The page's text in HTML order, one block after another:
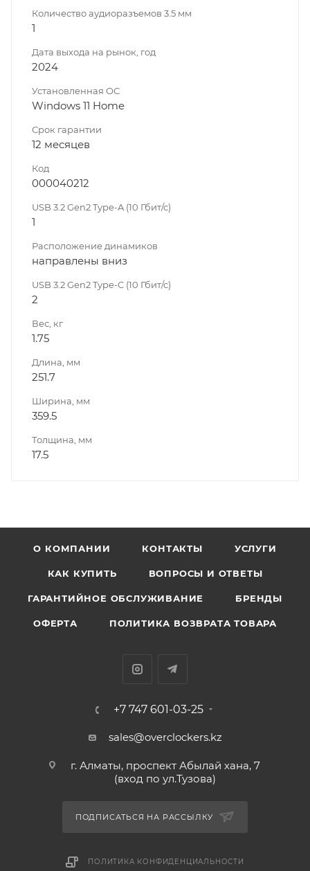
Количество аудиоразъемов 3.5 мм
1
Дата выхода на рынок, год
2024
Установленная ОС
Windows 11 Home
Срок гарантии
12 месяцев
Код
000040212
USB 3.2 Gen2 Type-A (10 Гбит/с)
1
Расположение динамиков
направлены вниз
USB 3.2 Gen2 Type-C (10 Гбит/с)
2
Вес, кг
1.75
Длина, мм
251.7
Ширина, мм
359.5
Толщина, мм
17.5
О КОМПАНИИ КОНТАКТЫ УСЛУГИ
КАК КУПИТЬ ВОПРОСЫ И ОТВЕТЫ
ГАРАНТИЙНОЕ ОБСЛУЖИВАНИЕ БРЕНДЫ
ОФЕРТА ПОЛИТИКА ВОЗВРАТА ТОВАРА
+7 747 601-03-25
sales@overclockers.kz
г. Алматы, проспект Абылай хана, 7
(вход по ул.Тузова)
ПОДПИСАТЬСЯ НА РАССЫЛКУ
ПОЛИТИКА КОНФИДЕНЦИАЛЬНОСТИ